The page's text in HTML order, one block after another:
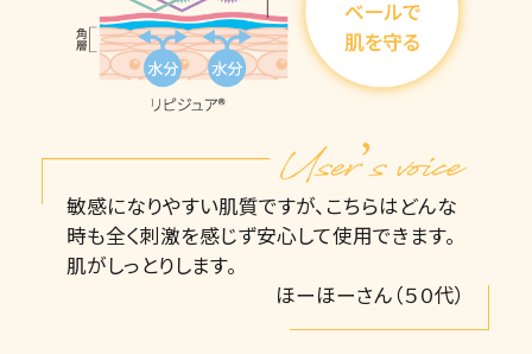
敏感になりやすい肌質ですが、こちらはどんな
時も全く刺激を感じず安心して使用できます。
肌がしっとりします。
ほーほーさん（５０代）